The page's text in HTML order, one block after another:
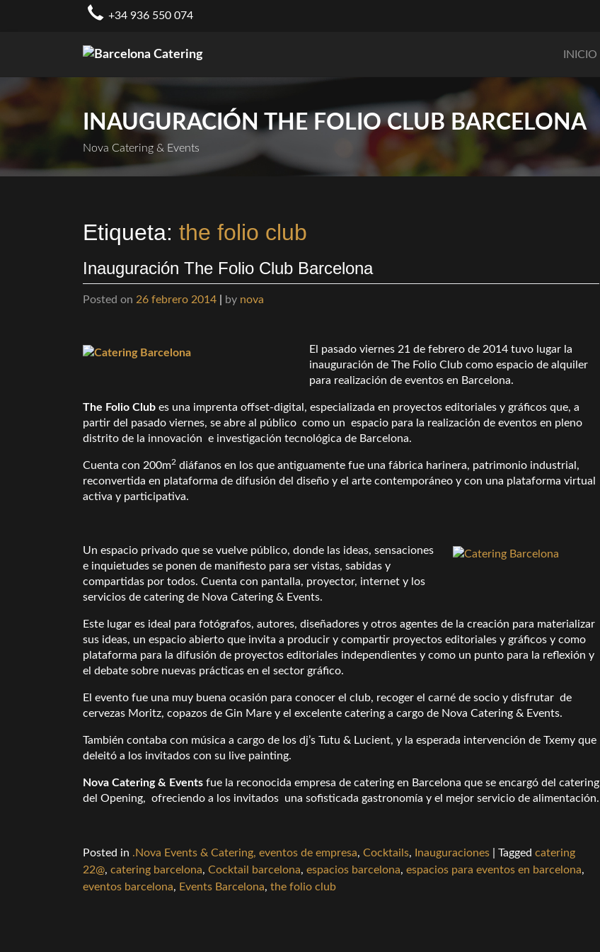
+34 936 550 074
INICIO
INAUGURACIÓN THE FOLIO CLUB BARCELONA
Nova Catering & Events
Etiqueta: the folio club
Inauguración The Folio Club Barcelona
Posted on 26 febrero 2014 by nova
El pasado viernes 21 de febrero de 2014 tuvo lugar la
inauguración de The Folio Club como espacio de alquiler
para realización de eventos en Barcelona.
The Folio Club es una imprenta offset-digital, especializada en proyectos editoriales y gráficos que, a
partir del pasado viernes, se abre al público como un espacio para la realización de eventos en pleno
distrito de la innovación e investigación tecnológica de Barcelona.
Cuenta con 200m2 diáfanos en los que antiguamente fue una fábrica harinera, patrimonio industrial,
reconvertida en plataforma de difusión del diseño y el arte contemporáneo y con una plataforma virtual
activa y participativa.
Un espacio privado que se vuelve público, donde las ideas, sensaciones
e inquietudes se ponen de manifiesto para ser vistas, sabidas y
compartidas por todos. Cuenta con pantalla, proyector, internet y los
servicios de catering de Nova Catering & Events.
Este lugar es ideal para fotógrafos, autores, diseñadores y otros agentes de la creación para materializar
sus ideas, un espacio abierto que invita a producir y compartir proyectos editoriales y gráficos y como
plataforma para la difusión de proyectos editoriales independientes y como un punto para la reflexión y
el debate sobre nuevas prácticas en el sector gráfico.
El evento fue una muy buena ocasión para conocer el club, recoger el carné de socio y disfrutar de
cervezas Moritz, copazos de Gin Mare y el excelente catering a cargo de Nova Catering & Events.
También contaba con música a cargo de los dj’s Tutu & Lucient, y la esperada intervención de Txemy que
deleitó a los invitados con su live painting.
Nova Catering & Events fue la reconocida empresa de catering en Barcelona que se encargó del catering
del Opening, ofreciendo a los invitados una sofisticada gastronomía y el mejor servicio de alimentación.
Posted in .Nova Events & Catering, eventos de empresa, Cocktails, Inauguraciones Tagged catering
22@, catering barcelona, Cocktail barcelona, espacios barcelona, espacios para eventos en barcelona,
eventos barcelona, Events Barcelona, the folio club